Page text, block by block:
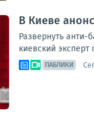
В Киеве
Развернуть анти-
киевский
ПАБЛИКИ